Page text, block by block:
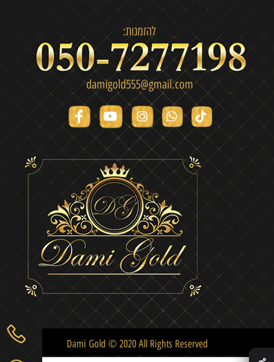
להזמנות:
damigold555@gmail.com
Dami Gold © 2020 All Rights Reserved